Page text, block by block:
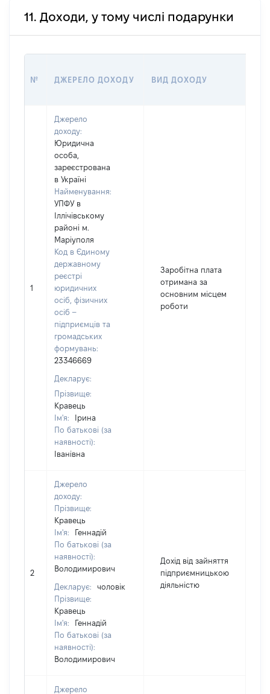
11. Доходи, у тому числі подарунки
№ ДЖЕРЕЛО ДОХОДУ ВИД ДОХОДУ
1
Джерело
доходу:
Юридична
особа,
зареєстрована
в Україні
Найменування:
УПФУ в
Іллічівському
районі м.
Маріуполя
Код в Єдиному
державному
реєстрі
юридичних
осіб, фізичних
осіб –
підприємців та
громадських
формувань:
23346669
Декларує:
Прізвище:
Кравець
Ім'я:
Ірина
По батькові (за
наявності):
Іванівна
Заробітна плата
отримана за
основним місцем
роботи
2
Джерело
доходу:
Прізвище:
Кравець
Ім'я:
Геннадій
По батькові (за
наявності):
Володимирович
Декларує:
чоловік
Прізвище:
Кравець
Ім'я:
Геннадій
По батькові (за
наявності):
Володимирович
Дохід від зайняття
підприємницькою
діяльністю
Джерело